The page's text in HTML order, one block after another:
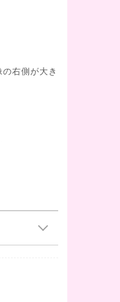
右側が大き